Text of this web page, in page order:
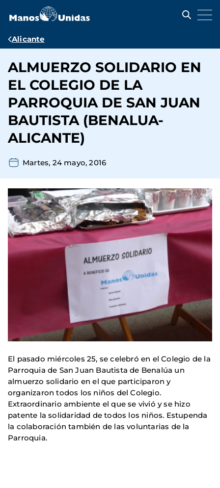
contenido
Ruta
navegación
Alicante
ALMUERZO SOLIDARIO EN
EL COLEGIO DE LA
PARROQUIA DE SAN JUAN
BAUTISTA (BENALUA-
ALICANTE)
Martes, 24 mayo, 2016
El pasado miércoles 25, se celebró en el Colegio de la
Parroquia de San Juan Bautista de Benalúa un
almuerzo solidario en el que participaron y
organizaron todos los niños del Colegio.
Extraordinario ambiente el que se vivió y se hizo
patente la solidaridad de todos los niños. Estupenda
la colaboración también de las voluntarias de la
Parroquia.